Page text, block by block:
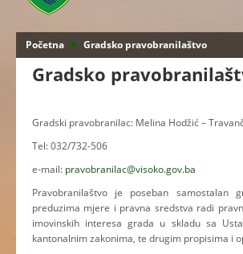
Početna Gradsko pravobranilaštvo
Gradsko
Gradski pravobranilac: Melina Hodžić –
Tel: 032/732-506
e-mail: pravobranilac@visoko.gov.ba
Pravobranilaštvo je poseban samostalan
preduzima mjere i pravna sredstva radi
imovinskih interesa grada u skladu sa
kantonalnim zakonima, te drugim propisima i